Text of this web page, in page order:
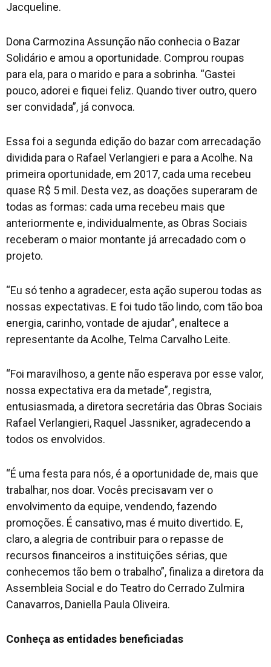
Jacqueline.
Dona Carmozina Assunção não conhecia o Bazar
Solidário e amou a oportunidade. Comprou roupas
para ela, para o marido e para a sobrinha. “Gastei
pouco, adorei e fiquei feliz. Quando tiver outro, quero
ser convidada”, já convoca.
Essa foi a segunda edição do bazar com arrecadação
dividida para o Rafael Verlangieri e para a Acolhe. Na
primeira oportunidade, em 2017, cada uma recebeu
quase R$ 5 mil. Desta vez, as doações superaram de
todas as formas: cada uma recebeu mais que
anteriormente e, individualmente, as Obras Sociais
receberam o maior montante já arrecadado com o
projeto.
“Eu só tenho a agradecer, esta ação superou todas as
nossas expectativas. E foi tudo tão lindo, com tão boa
energia, carinho, vontade de ajudar”, enaltece a
representante da Acolhe, Telma Carvalho Leite.
“Foi maravilhoso, a gente não esperava por esse valor,
nossa expectativa era da metade”, registra,
entusiasmada, a diretora secretária das Obras Sociais
Rafael Verlangieri, Raquel Jassniker, agradecendo a
todos os envolvidos.
“É uma festa para nós, é a oportunidade de, mais que
trabalhar, nos doar. Vocês precisavam ver o
envolvimento da equipe, vendendo, fazendo
promoções. É cansativo, mas é muito divertido. E,
claro, a alegria de contribuir para o repasse de
recursos financeiros a instituições sérias, que
conhecemos tão bem o trabalho”, finaliza a diretora da
Assembleia Social e do Teatro do Cerrado Zulmira
Canavarros, Daniella Paula Oliveira.
Conheça as entidades beneficiadas